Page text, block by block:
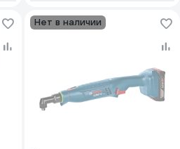
Нет в наличии